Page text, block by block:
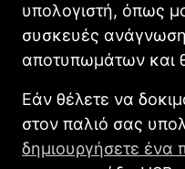
υπολογιστή, όπως
συσκευές
αποτυπωμάτων και
Εάν θέλετε να
στον παλιό σας
δημιουργήσετε ένα